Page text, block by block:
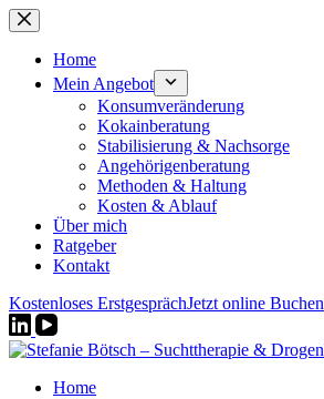
Zum
Inhalt
springenHome
Mein Angebot
Konsumveränderung
Kokainberatung
Stabilisierung & Nachsorge
Angehörigenberatung
Methoden & Haltung
Kosten & Ablauf
Über mich
Ratgeber
Kontakt
Kostenloses ErstgesprächJetzt online Buchen
Home